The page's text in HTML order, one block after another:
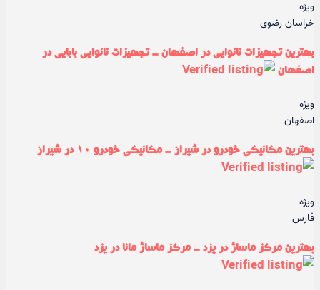
ویژه
خراسان رضوی
بهترین تجهیزات نانوایی در اصفهان - تجهیزات نانوایی بابایی در
اصفهان
ویژه
اصفهان
بهترین مکانیکی خودرو در شیراز - مکانیکی خودرو ۱۰ در شیراز
ویژه
فارس
بهترین مرکز ماساژ در یزد - مرکز ماساژ مانا در یزد